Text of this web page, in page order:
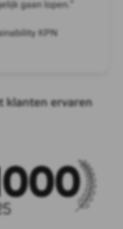
gaan lopen.”
KPN
klanten ervaren